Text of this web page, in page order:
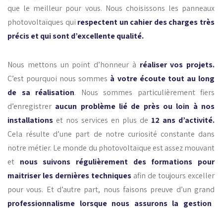
que le meilleur pour vous. Nous choisissons les panneaux
photovoltaïques qui respectent un cahier des charges très
précis et qui sont d’excellente qualité.
Nous mettons un point d’honneur à réaliser vos projets.
C’est pourquoi nous sommes à votre écoute tout au long
de sa réalisation. Nous sommes particulièrement fiers
d’enregistrer aucun problème lié de près ou loin à nos
installations et nos services en plus de 12 ans d’activité.
Cela résulte d’une part de notre curiosité constante dans
notre métier. Le monde du photovoltaïque est assez mouvant
et nous suivons régulièrement des formations pour
maitriser les dernières techniques afin de toujours exceller
pour vous. Et d’autre part, nous faisons preuve d’un grand
professionnalisme lorsque nous assurons la gestion